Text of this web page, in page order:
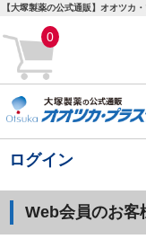
【大塚製薬の公式通販】オオツカ
0
ログイン
Web会員のお客